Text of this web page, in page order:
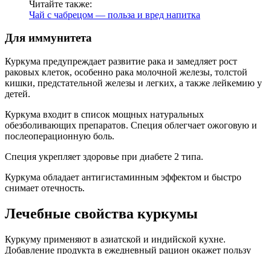
Читайте также:
Чай с чабрецом — польза и вред напитка
Для иммунитета
Куркума предупреждает развитие рака и замедляет рост
раковых клеток, особенно рака молочной железы, толстой
кишки, предстательной железы и легких, а также лейкемию у
детей.
Куркума входит в список мощных натуральных
обезболивающих препаратов. Специя облегчает ожоговую и
послеоперационную боль.
Специя укрепляет здоровье при диабете 2 типа.
Куркума обладает антигистаминным эффектом и быстро
снимает отечность.
Лечебные свойства куркумы
Куркуму применяют в азиатской и индийской кухне.
Добавление продукта в ежедневный рацион окажет пользу